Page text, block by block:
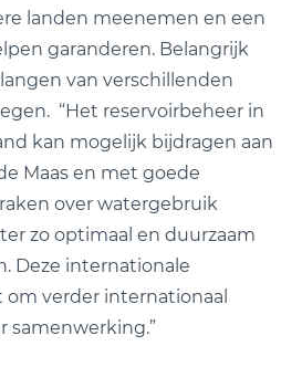
landen meenemen en een
garanderen. Belangrijk
van verschillenden
“Het reservoirbeheer in
kan mogelijk bijdragen aan
Maas en met goede
over watergebruik
zo optimaal en duurzaam
Deze internationale
verder internationaal
samenwerking.”